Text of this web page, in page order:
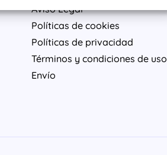
Aviso Legal
Políticas de cookies
Políticas de privacidad
Términos y condiciones de uso
Envío